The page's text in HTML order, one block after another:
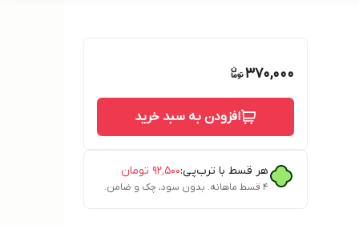
370,000
افزودن به سبد خرید
هر قسط با ترب‌پی:۹۲٬۵۰۰ تومان
۴ قسط ماهانه. بدون سود، چک و ضامن.